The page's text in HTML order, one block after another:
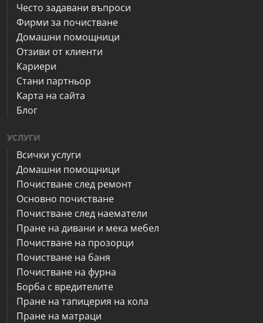
Често задавани въпроси
Фирми за почистване
Домашни помощници
Отзиви от клиенти
Кариери
Стани партньор
Карта на сайта
Блог
УСЛУГИ
Всички услуги
Домашни помощници
Почистване след ремонт
Основно почистване
Почистване след наематели
Пране на дивани и мека мебел
Почистване на прозорци
Почистване на баня
Почистване на фурна
Борба с вредителите
Пране на тапицерия на кола
Пране на матраци